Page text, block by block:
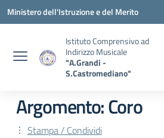
Vai ai contenuti
Vai al menu di navigazione
Vai al footer
Ministero dell'Istruzione e del Merito
Istituto Comprensivo ad
Indirizzo Musicale
"A.Grandi -
S.Castromediano"
Argomento: Coro
Stampa / Condividi